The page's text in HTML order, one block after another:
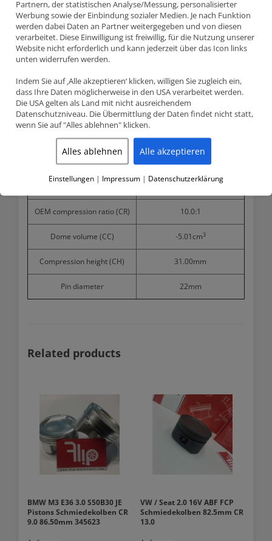
(STD) CR 8.5:1
BMW E39 – 4.4 (M62B44)
Bitte schreiben Sie nach dem Kauf, ob Sie Kolben in Alusil-
oder Eisenhülsenblock verwenden:
für alusil motorblock müssen spezielle ringe bestellt
werden!
Product detailed specification
Bore size
Stroke 82.70mm
JE Pistons compression ratio
(CR)
8.5:1
OEM compression ratio (CR) 10.0:1
Dome volume (CC) -5.01cm3
Compression height (CH) 31.00mm
Pin diameter 22mm
Related products
BMW M3 E36 3.0 S50B30 JE
Pistons Schmiedekolben CR
9.0 86.50mm 345623
VW / Seat 2.0 16V ABF FCP
Schmiedekolben 82.5mm CR
13.0
Partnern, der statistischen Analyse/Messung, personalisierter
Werbung sowie der Einbindung sozialer Medien. Je nach Funktion
werden dabei Daten an Partner weitergegeben und von diesen
verarbeitet. Diese Einwilligung ist freiwillig, für die Nutzung unserer
Website nicht erforderlich und kann jederzeit über das Icon links
unten widerrufen werden.
Indem Sie auf ‚Alle akzeptieren‘ klicken, willigen Sie zugleich ein,
dass Ihre Daten möglicherweise in den USA verarbeitet werden.
Die USA gelten als Land mit nicht ausreichendem
Datenschutzniveau. Die Übermittlung der Daten findet nicht statt,
wenn Sie auf "Alles ablehnen" klicken.
Alles ablehnen Alle akzeptieren
Einstellungen | Impressum | Datenschutzerklärung